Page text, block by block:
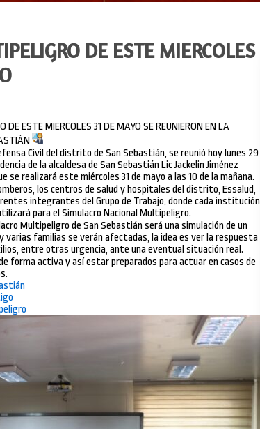
DE ESTE MIERCOLES
ESTE MIERCOLES 31 DE MAYO SE REUNIERON EN LA
Civil del distrito de San Sebastián, se reunió hoy lunes 29
de la alcaldesa de San Sebastián Lic Jackelin Jiménez
realizará este miércoles 31 de mayo a las 10 de la mañana.
los centros de salud y hospitales del distrito, Essalud,
integrantes del Grupo de Trabajo, donde cada institución
para el Simulacro Nacional Multipeligro.
Multipeligro de San Sebastián será una simulación de un
varias familias se verán afectadas, la idea es ver la respuesta
entre otras urgencia, ante una eventual situación real.
forma activa y así estar preparados para actuar en casos de